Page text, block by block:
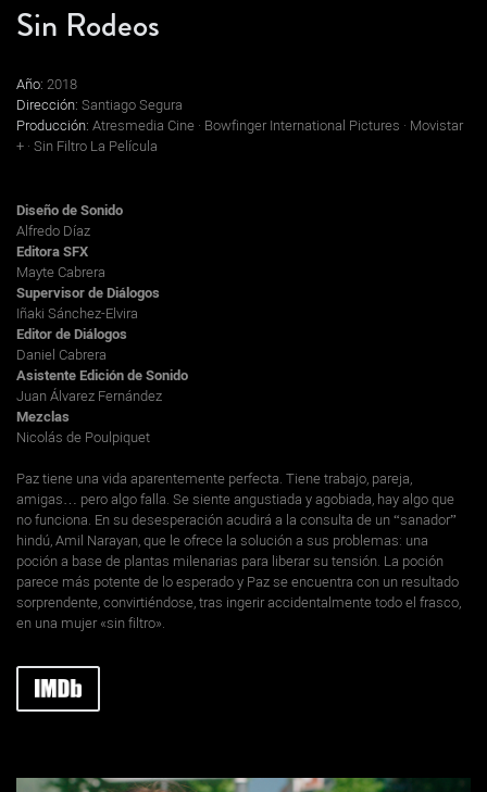
Sin Rodeos
Año: 2018
Dirección: Santiago Segura
Producción: Atresmedia Cine · Bowfinger International Pictures · Movistar
+ · Sin Filtro La Película
Diseño de Sonido
Alfredo Díaz
Editora SFX
Mayte Cabrera
Supervisor de Diálogos
Iñaki Sánchez-Elvira
Editor de Diálogos
Daniel Cabrera
Asistente Edición de Sonido
Juan Álvarez Fernández
Mezclas
Nicolás de Poulpiquet
Paz tiene una vida aparentemente perfecta. Tiene trabajo, pareja,
amigas… pero algo falla. Se siente angustiada y agobiada, hay algo que
no funciona. En su desesperación acudirá a la consulta de un “sanador”
hindú, Amil Narayan, que le ofrece la solución a sus problemas: una
poción a base de plantas milenarias para liberar su tensión. La poción
parece más potente de lo esperado y Paz se encuentra con un resultado
sorprendente, convirtiéndose, tras ingerir accidentalmente todo el frasco,
en una mujer «sin filtro».